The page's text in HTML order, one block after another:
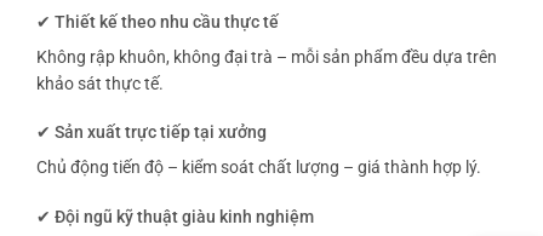
✔ Thiết kế theo nhu cầu thực tế
Không rập khuôn, không đại trà – mỗi sản phẩm đều dựa trên
khảo sát thực tế.
✔ Sản xuất trực tiếp tại xưởng
Chủ động tiến độ – kiểm soát chất lượng – giá thành hợp lý.
✔ Đội ngũ kỹ thuật giàu kinh nghiệm